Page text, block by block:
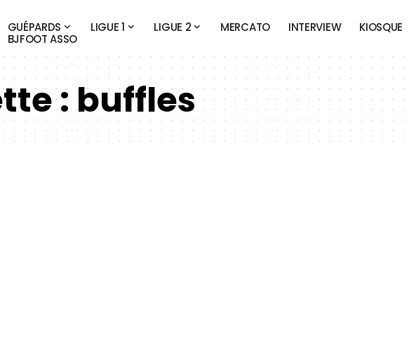
GUÉPARDS LIGUE 1 LIGUE 2 MERCATO INTERVIEW
KIOSQUE
BJFOOT ASSO
:buffles